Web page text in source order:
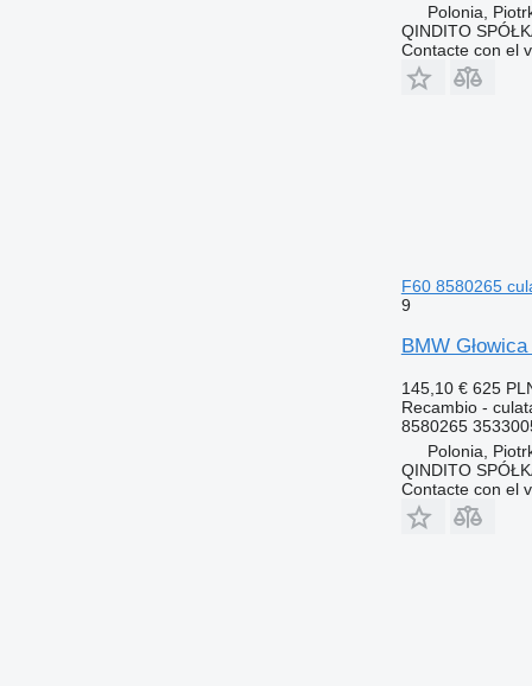
Polonia,
QINDITO
Contacte con el
F60 8580265
9
BMW
145,10 € 625
Recambio -
8580265
Polonia,
QINDITO
Contacte con el